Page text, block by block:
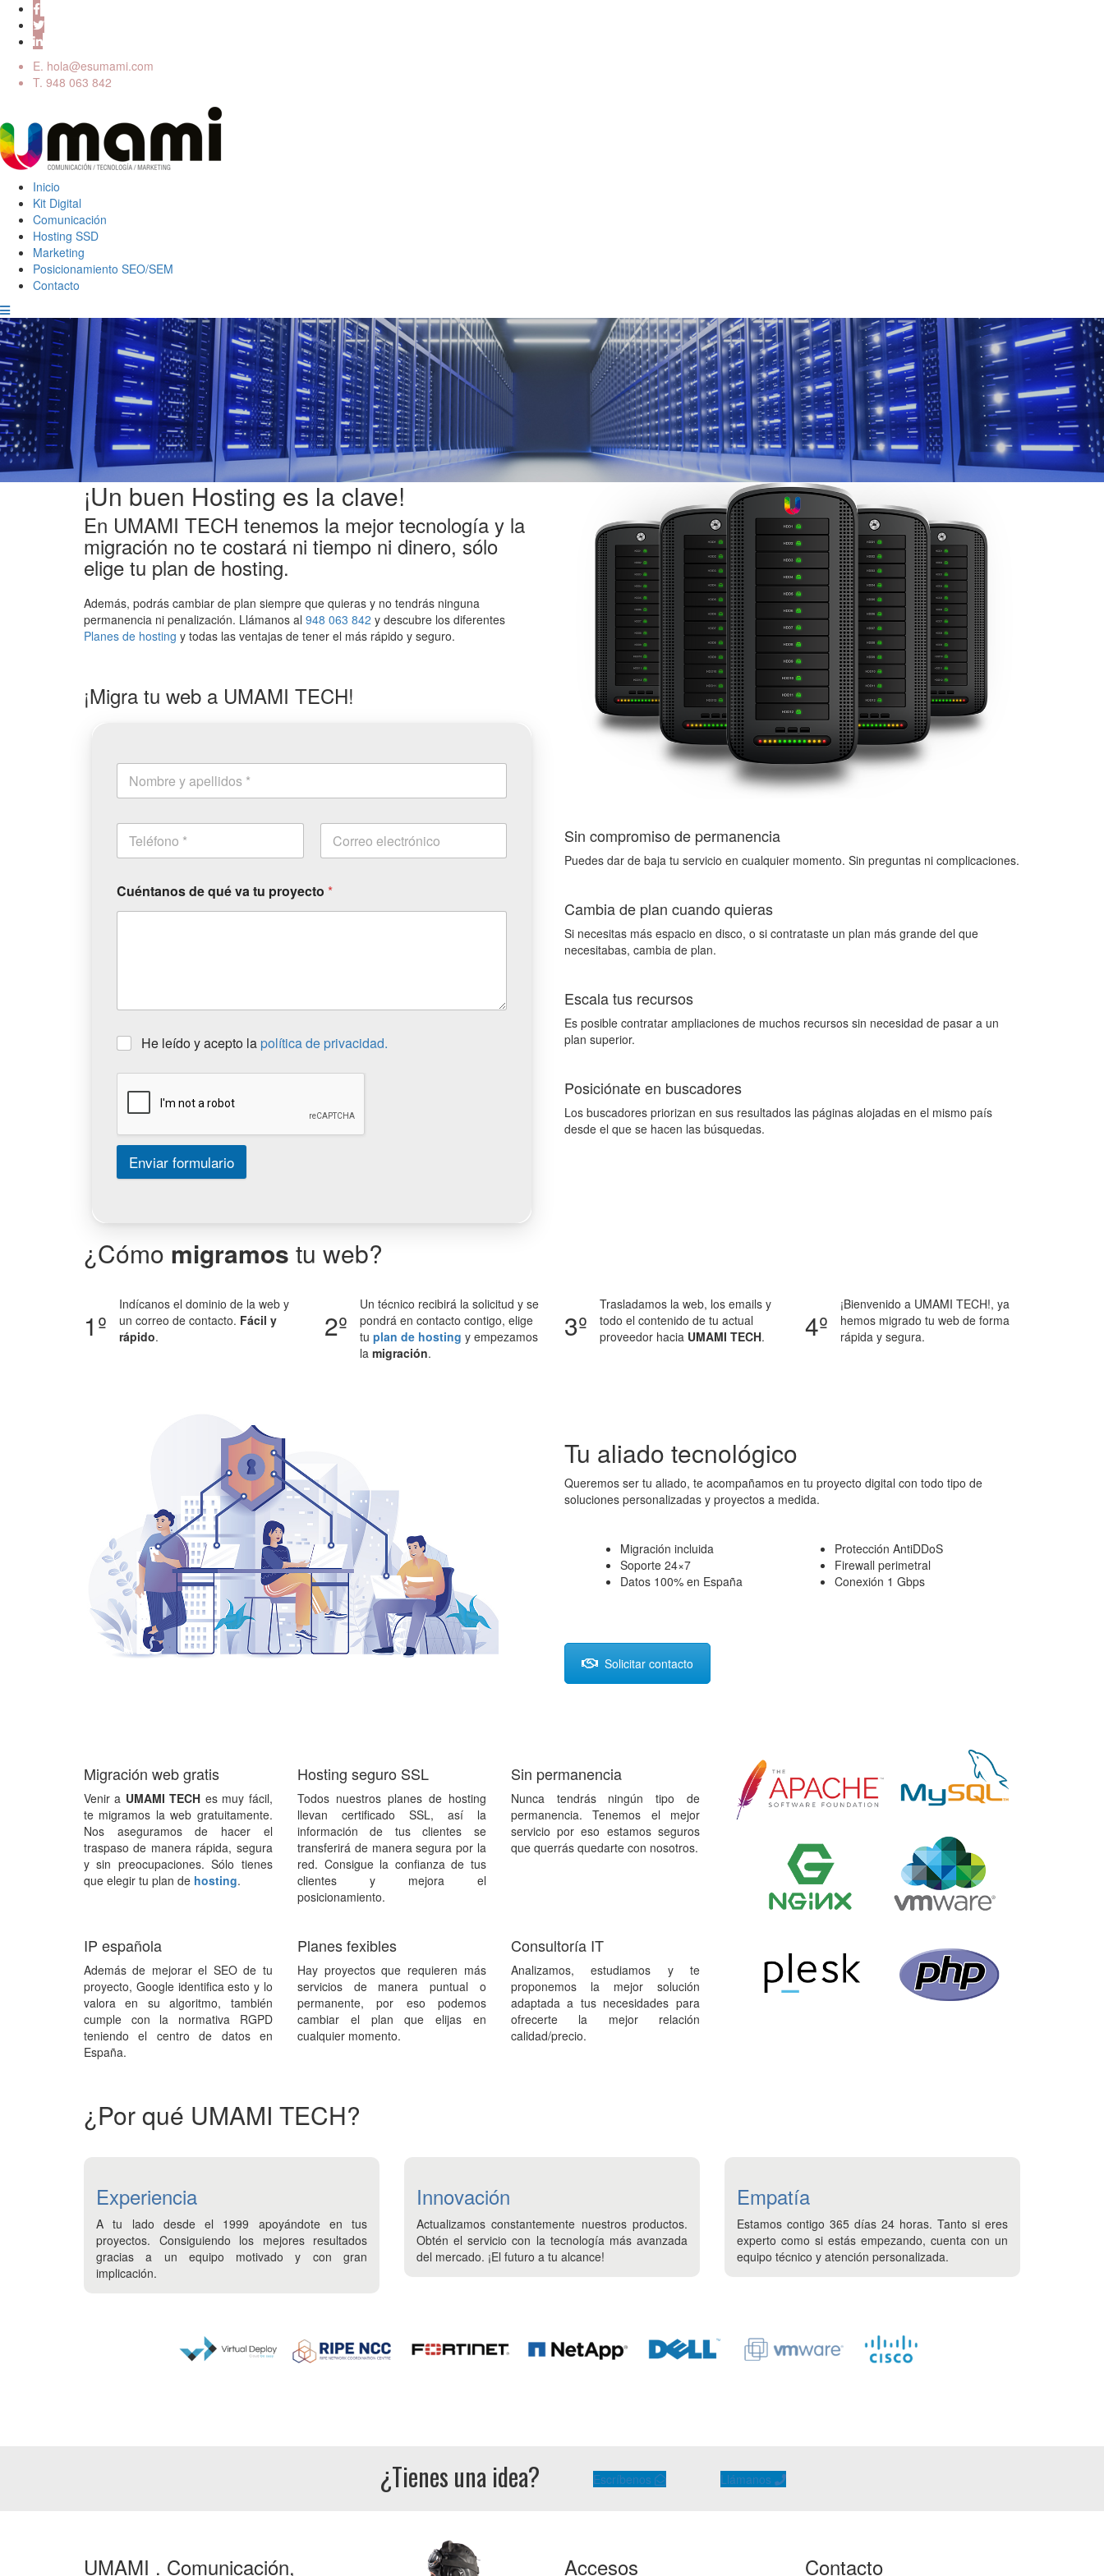
E. hola@esumami.com
T. 948 063 842
Inicio
Kit Digital
Comunicación
Hosting SSD
Marketing
Posicionamiento SEO/SEM
Contacto
¡Un buen Hosting es la clave!
En UMAMI TECH tenemos la mejor tecnología y la
migración no te costará ni tiempo ni dinero, sólo
elige tu plan de hosting.
Además, podrás cambiar de plan siempre que quieras y no tendrás ninguna
permanencia ni penalización. Llámanos al 948 063 842 y descubre los diferentes
Planes de hosting y todas las ventajas de tener el más rápido y seguro.
¡Migra tu web a UMAMI TECH!
Cuéntanos de qué va tu proyecto *
He leído y acepto la política de privacidad.
Enviar formulario
Sin compromiso de permanencia
Puedes dar de baja tu servicio en cualquier momento. Sin preguntas ni complicaciones.
Cambia de plan cuando quieras
Si necesitas más espacio en disco, o si contrataste un plan más grande del que
necesitabas, cambia de plan.
Escala tus recursos
Es posible contratar ampliaciones de muchos recursos sin necesidad de pasar a un
plan superior.
Posiciónate en buscadores
Los buscadores priorizan en sus resultados las páginas alojadas en el mismo país
desde el que se hacen las búsquedas.
¿Cómo migramos tu web?
1º
Indícanos el dominio de la web y
un correo de contacto. Fácil y
rápido. 2º
Un técnico recibirá la solicitud y se
pondrá en contacto contigo, elige
tu plan de hosting y empezamos
la migración.
3º
Trasladamos la web, los emails y
todo el contenido de tu actual
proveedor hacia UMAMI TECH. 4º
¡Bienvenido a UMAMI TECH!, ya
hemos migrado tu web de forma
rápida y segura.
Tu aliado tecnológico
Queremos ser tu aliado, te acompañamos en tu proyecto digital con todo tipo de
soluciones personalizadas y proyectos a medida.
Migración incluida
Soporte 24×7
Datos 100% en España
Protección AntiDDoS
Firewall perimetral
Conexión 1 Gbps
Solicitar contacto
Migración web gratis
Venir a UMAMI TECH es muy fácil,
te migramos la web gratuitamente.
Nos aseguramos de hacer el
traspaso de manera rápida, segura
y sin preocupaciones. Sólo tienes
que elegir tu plan de hosting.
Hosting seguro SSL
Todos nuestros planes de hosting
llevan certificado SSL, así la
información de tus clientes se
transferirá de manera segura por la
red. Consigue la confianza de tus
clientes y mejora el
posicionamiento.
Sin permanencia
Nunca tendrás ningún tipo de
permanencia. Tenemos el mejor
servicio por eso estamos seguros
que querrás quedarte con nosotros.
IP española
Además de mejorar el SEO de tu
proyecto, Google identifica esto y lo
valora en su algoritmo, también
cumple con la normativa RGPD
teniendo el centro de datos en
España.
Planes fexibles
Hay proyectos que requieren más
servicios de manera puntual o
permanente, por eso podemos
cambiar el plan que elijas en
cualquier momento.
Consultoría IT
Analizamos, estudiamos y te
proponemos la mejor solución
adaptada a tus necesidades para
ofrecerte la mejor relación
calidad/precio.
¿Por qué UMAMI TECH?
Experiencia
A tu lado desde el 1999 apoyándote en tus
proyectos. Consiguiendo los mejores resultados
gracias a un equipo motivado y con gran
implicación.
Innovación
Actualizamos constantemente nuestros productos.
Obtén el servicio con la tecnología más avanzada
del mercado. ¡El futuro a tu alcance!
Empatía
Estamos contigo 365 días 24 horas. Tanto si eres
experto como si estás empezando, cuenta con un
equipo técnico y atención personalizada.
¿Tienes una idea? Escríbenos Llámanos
UMAMI . Comunicación, Accesos Contacto